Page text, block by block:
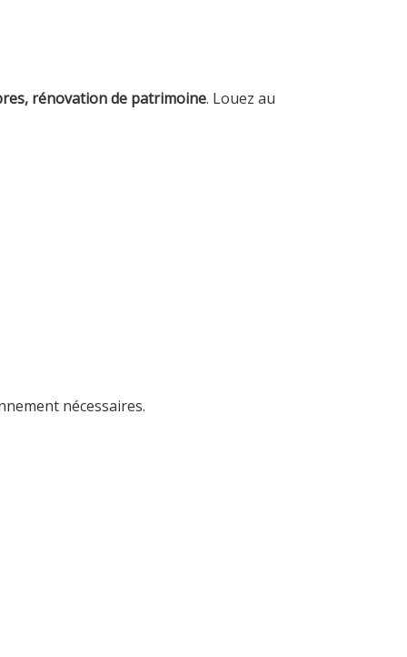
rénovation de patrimoine. Louez au
nécessaires.